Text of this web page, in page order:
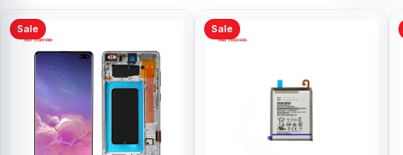
Sale Sale